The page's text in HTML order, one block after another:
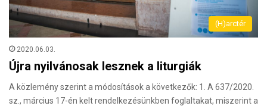
(H)arctér
2020.06.03.
Újra nyilvánosak lesznek a liturgiák
A közlemény szerint a módosítások a következők: 1. A 637/2020.
sz., március 17-én kelt rendelkezésünkben foglaltakat, miszerint a